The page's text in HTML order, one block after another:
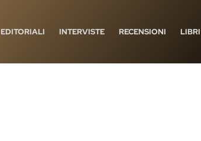
EDITORIALI INTERVISTE RECENSIONI LIBRI